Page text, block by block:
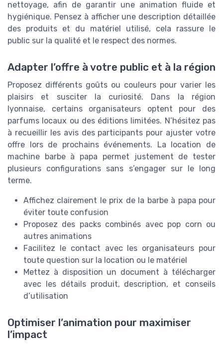
nettoyage, afin de garantir une animation fluide et
hygiénique. Pensez à afficher une description détaillée
des produits et du matériel utilisé, cela rassure le
public sur la qualité et le respect des normes.
Adapter l’offre à votre public et à la région
Proposez différents goûts ou couleurs pour varier les
plaisirs et susciter la curiosité. Dans la région
lyonnaise, certains organisateurs optent pour des
parfums locaux ou des éditions limitées. N’hésitez pas
à recueillir les avis des participants pour ajuster votre
offre lors de prochains événements. La location de
machine barbe à papa permet justement de tester
plusieurs configurations sans s’engager sur le long
terme.
Affichez clairement le prix de la barbe à papa pour
éviter toute confusion
Proposez des packs combinés avec pop corn ou
autres animations
Facilitez le contact avec les organisateurs pour
toute question sur la location ou le matériel
Mettez à disposition un document à télécharger
avec les détails produit, description, et conseils
d’utilisation
Optimiser l’animation pour maximiser
l’impact